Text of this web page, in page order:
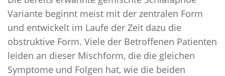
Variante beginnt meist mit der zentralen Form
und entwickelt im Laufe der Zeit dazu die
obstruktive Form. Viele der Betroffenen Patienten
leiden an dieser Mischform, die die gleichen
Symptome und Folgen hat, wie die beiden